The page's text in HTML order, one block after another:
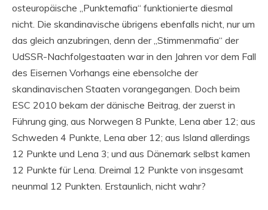
osteuropäische „Punktemafia“ funktionierte diesmal
nicht. Die skandinavische übrigens ebenfalls nicht, nur um
das gleich anzubringen, denn der „Stimmenmafia“ der
UdSSR-Nachfolgestaaten war in den Jahren vor dem Fall
des Eisernen Vorhangs eine ebensolche der
skandinavischen Staaten vorangegangen. Doch beim
ESC 2010 bekam der dänische Beitrag, der zuerst in
Führung ging, aus Norwegen 8 Punkte, Lena aber 12; aus
Schweden 4 Punkte, Lena aber 12; aus Island allerdings
12 Punkte und Lena 3; und aus Dänemark selbst kamen
12 Punkte für Lena. Dreimal 12 Punkte von insgesamt
neunmal 12 Punkten. Erstaunlich, nicht wahr?